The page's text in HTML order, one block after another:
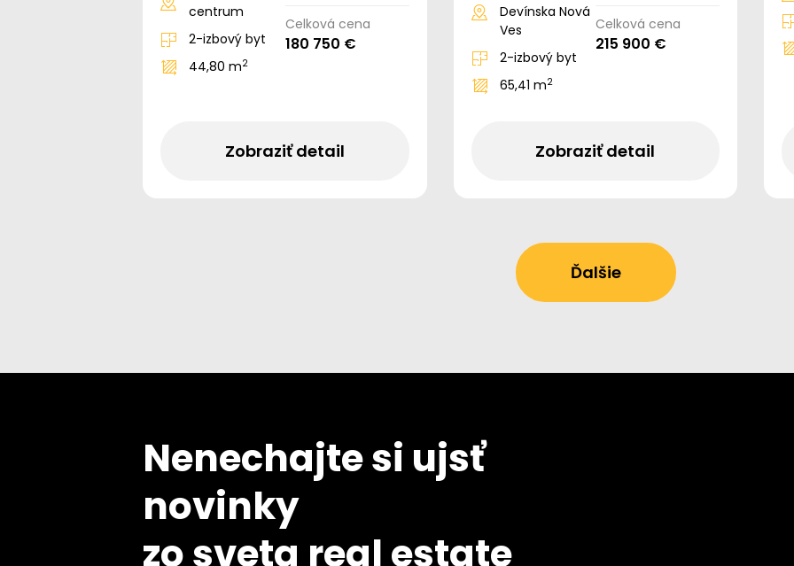
centrum
2-izbový byt
44,80 m2
Celková cena
180 750 €
Zobraziť detail
Devínska Nová
Ves
2-izbový byt
65,41 m2
Celková cena
215 900 €
Zobraziť detail
Ďalšie
Nenechajte si ujsť
novinky
zo sveta real estate